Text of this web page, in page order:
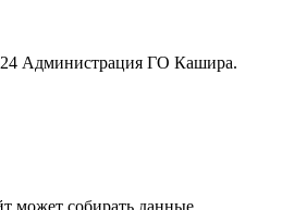
Администрация ГО Кашира.
может собирать данные,